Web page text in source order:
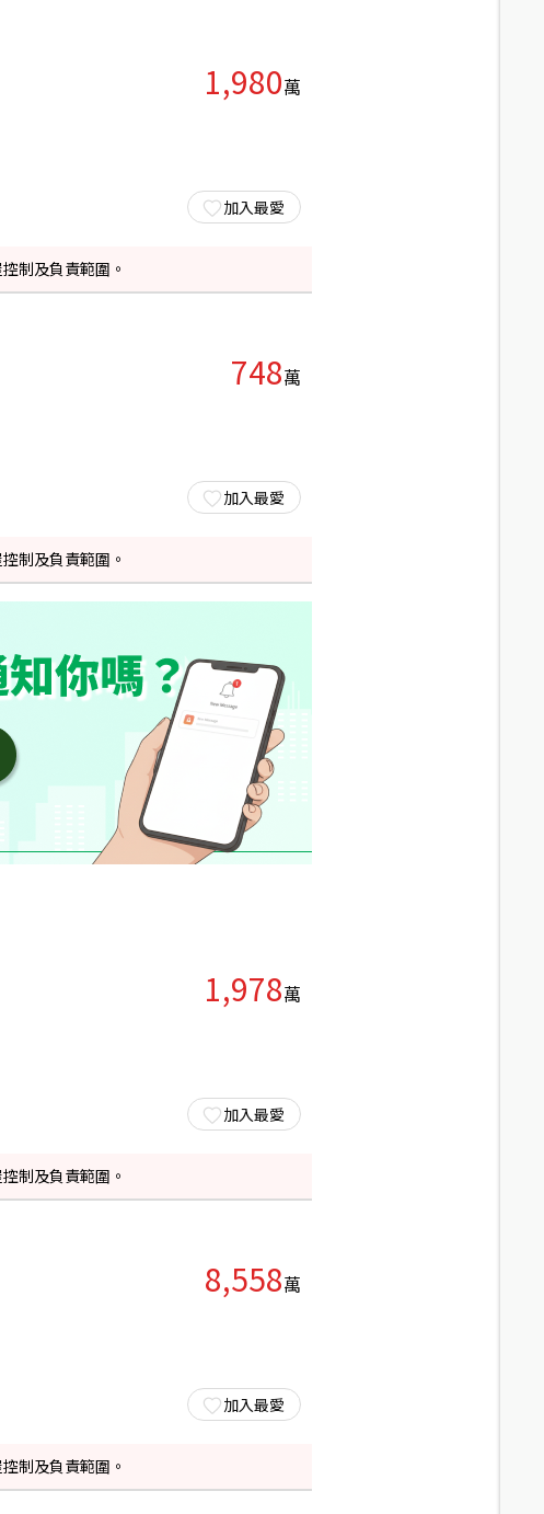
1,980萬
加入最愛
制及負責範圍。
748萬
加入最愛
制及負責範圍。
1,978萬
加入最愛
制及負責範圍。
8,558萬
加入最愛
制及負責範圍。